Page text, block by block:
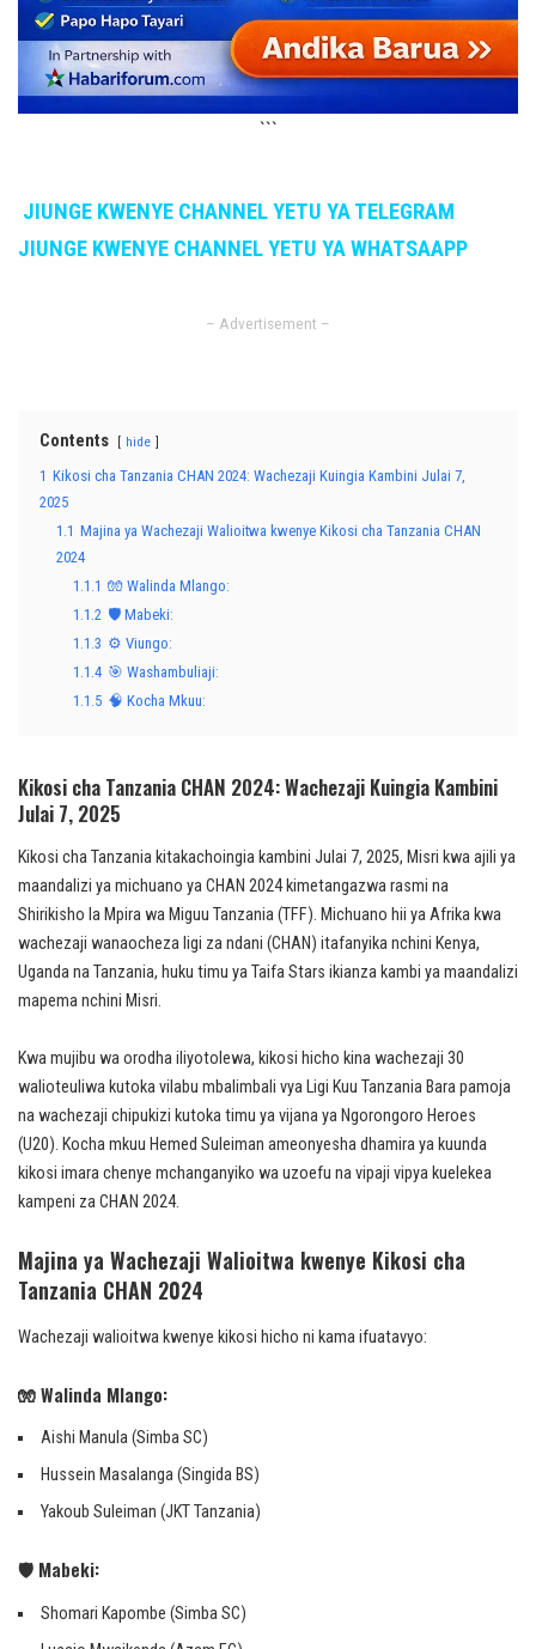
```
JIUNGE KWENYE CHANNEL YETU YA TELEGRAM
JIUNGE KWENYE CHANNEL YETU YA WHATSAAPP
– Advertisement –
Contents hide
1 Kikosi cha Tanzania CHAN 2024: Wachezaji Kuingia Kambini Julai 7,
2025
1.1 Majina ya Wachezaji Walioitwa kwenye Kikosi cha Tanzania CHAN
2024
1.1.1 🧤 Walinda Mlango:
1.1.2 🛡️ Mabeki:
1.1.3 ⚙️ Viungo:
1.1.4 🎯 Washambuliaji:
1.1.5 🧠 Kocha Mkuu:
Kikosi cha Tanzania CHAN 2024: Wachezaji Kuingia Kambini
Julai 7, 2025
Kikosi cha Tanzania kitakachoingia kambini Julai 7, 2025, Misri kwa ajili ya
maandalizi ya michuano ya CHAN 2024 kimetangazwa rasmi na
Shirikisho la Mpira wa Miguu Tanzania (TFF). Michuano hii ya Afrika kwa
wachezaji wanaocheza ligi za ndani (CHAN) itafanyika nchini Kenya,
Uganda na Tanzania, huku timu ya Taifa Stars ikianza kambi ya maandalizi
mapema nchini Misri.
Kwa mujibu wa orodha iliyotolewa, kikosi hicho kina wachezaji 30
walioteuliwa kutoka vilabu mbalimbali vya Ligi Kuu Tanzania Bara pamoja
na wachezaji chipukizi kutoka timu ya vijana ya Ngorongoro Heroes
(U20). Kocha mkuu Hemed Suleiman ameonyesha dhamira ya kuunda
kikosi imara chenye mchanganyiko wa uzoefu na vipaji vipya kuelekea
kampeni za CHAN 2024.
Majina ya Wachezaji Walioitwa kwenye Kikosi cha
Tanzania CHAN 2024
Wachezaji walioitwa kwenye kikosi hicho ni kama ifuatavyo:
🧤 Walinda Mlango:
Aishi Manula (Simba SC)
Hussein Masalanga (Singida BS)
Yakoub Suleiman (JKT Tanzania)
🛡️ Mabeki:
Shomari Kapombe (Simba SC)